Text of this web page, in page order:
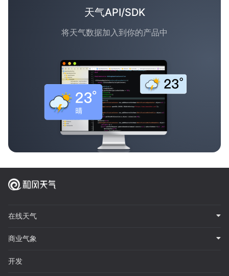
天气API/SDK
将天气数据加入到你的产品中
在线天气
商业气象
开发